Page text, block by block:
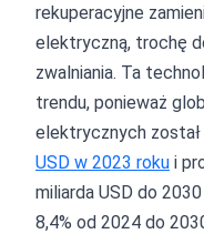
rekuperacyjne
elektryczną, trochę
zwalniania. Ta
trendu, ponieważ
elektrycznych
USD w 2023 roku i
miliarda USD do
8,4% od 2024 do